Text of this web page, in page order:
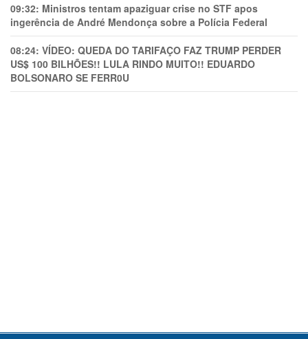
09:32: Ministros tentam apaziguar crise no STF apos
ingerência de André Mendonça sobre a Polícia Federal
08:24: VÍDEO: QUEDA DO TARIFAÇO FAZ TRUMP PERDER
US$ 100 BILHÕES!! LULA RINDO MUITO!! EDUARDO
BOLSONARO SE FERR0U